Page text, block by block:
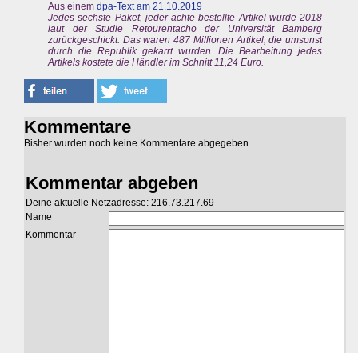
Aus einem dpa-Text am 21.10.2019
Jedes sechste Paket, jeder achte bestellte Artikel wurde 2018
laut der Studie Retourentacho der Universität Bamberg
zurückgeschickt. Das waren 487 Millionen Artikel, die umsonst
durch die Republik gekarrt wurden. Die Bearbeitung jedes
Artikels kostete die Händler im Schnitt 11,24 Euro.
Kommentare
Bisher wurden noch keine Kommentare abgegeben.
Kommentar abgeben
Deine aktuelle Netzadresse: 216.73.217.69
Name
Kommentar